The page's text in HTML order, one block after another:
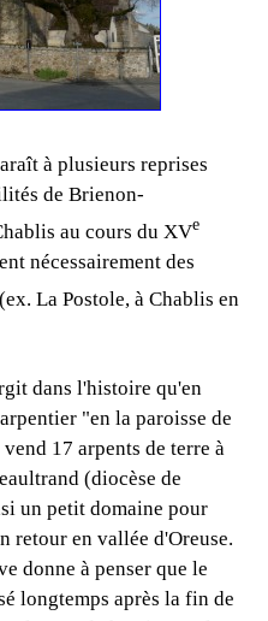
à plusieurs reprises
de Brienon-
au cours du XVe
nécessairement des
La Postole, à Chablis en
dans l'histoire qu'en
"en la paroisse de
17 arpents de terre à
(diocèse de
un petit domaine pour
retour en vallée d'Oreuse.
donne à penser que le
longtemps après la fin de